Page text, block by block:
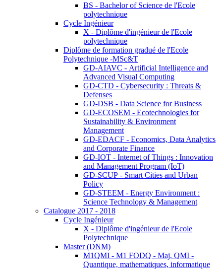
BS - Bachelor of Science de l'Ecole
polytechnique
Cycle Ingénieur
X - Diplôme d'ingénieur de l'Ecole
polytechnique
Diplôme de formation gradué de l'Ecole
Polytechnique -MSc&T
GD-AIAVC - Artificial Intelligence and
Advanced Visual Computing
GD-CTD - Cybersecurity : Threats &
Defenses
GD-DSB - Data Science for Business
GD-ECOSEM - Ecotechnologies for
Sustainability & Environment
Management
GD-EDACF - Economics, Data Analytics
and Corporate Finance
GD-IOT - Internet of Things : Innovation
and Management Program (IoT)
GD-SCUP - Smart Cities and Urban
Policy
GD-STEEM - Energy Environment :
Science Technology & Management
Catalogue 2017 - 2018
Cycle Ingénieur
X - Diplôme d'ingénieur de l'Ecole
Polytechnique
Master (DNM)
M1QMI - M1 FODQ - Maj. QMI -
Quantique, mathematiques, informatique